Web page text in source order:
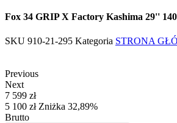
Fox 34 GRIP X Factory Kashima 29''
SKU 910-21-295 Kategoria STRONA
Previous
Next
7 599 zł
5 100 zł Zniżka 32,89%
Brutto